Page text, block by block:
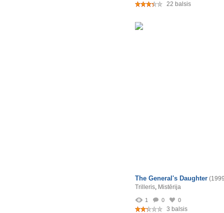
22 balsis
The General's Daughter
Trilleris, Mistērija
1 0 0
3 balsis